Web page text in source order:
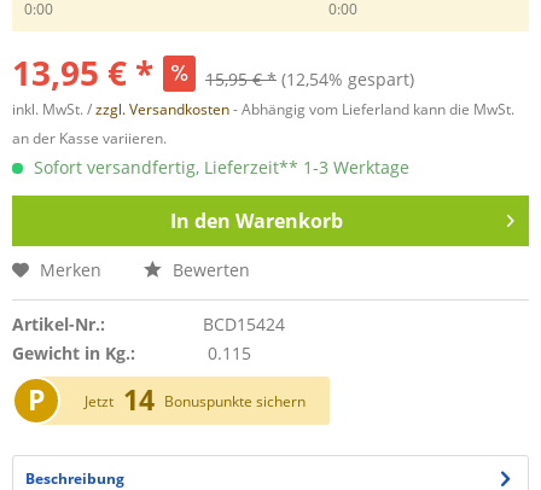
0:00 0:00
13,95 € * 15,95 € * (12,54% gespart)
inkl. MwSt. /zzgl. Versandkosten- Abhängig vom Lieferland kann die MwSt.
an der Kasse variieren.
Sofort versandfertig, Lieferzeit** 1-3 Werktage
In den Warenkorb
Merken Bewerten
Artikel-Nr.:
BCD15424
Gewicht in Kg.:
0.115
P Jetzt 14 Bonuspunkte sichern
Beschreibung